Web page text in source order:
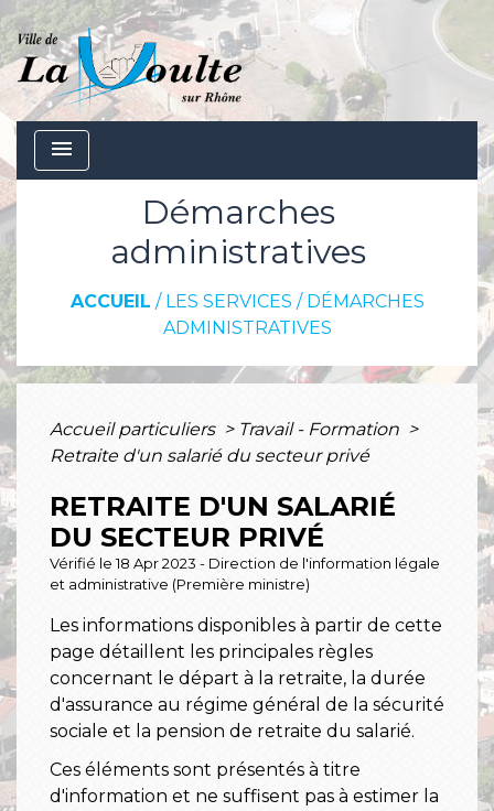
menu
Démarches
administratives
ACCUEIL / LES SERVICES / DÉMARCHES
ADMINISTRATIVES
Accueil particuliers > Travail - Formation >
Retraite d'un salarié du secteur privé
RETRAITE D'UN SALARIÉ
DU SECTEUR PRIVÉ
Vérifié le 18 Apr 2023 - Direction de l'information légale
et administrative (Première ministre)
Les informations disponibles à partir de cette
page détaillent les principales règles
concernant le départ à la retraite, la durée
d'assurance au régime général de la sécurité
sociale et la pension de retraite du salarié.
Ces éléments sont présentés à titre
d'information et ne suffisent pas à estimer la